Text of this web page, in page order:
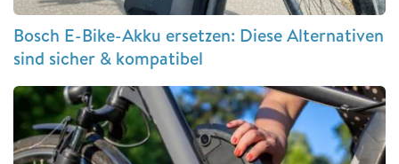
Bosch E-Bike-Akku ersetzen: Diese Alternativen
sind sicher & kompatibel